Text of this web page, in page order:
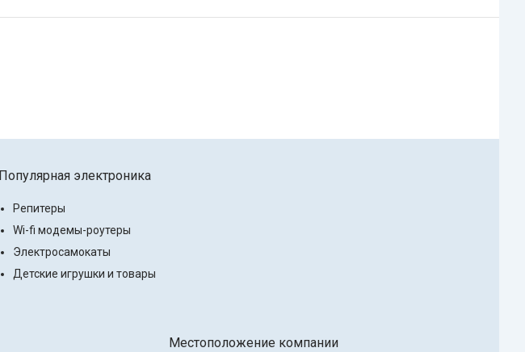
Популярная электроника
Репитеры
Wi-fi модемы-роутеры
Электросамокаты
Детские игрушки и товары
Местоположение компании